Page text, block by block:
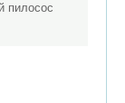
пилосос